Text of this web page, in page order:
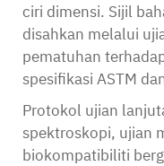
ciri dimensi. Sijil
disahkan melalui
pematuhan
spesifikasi ASTM
Protokol ujian
spektroskopi, ujian
biokompatibiliti